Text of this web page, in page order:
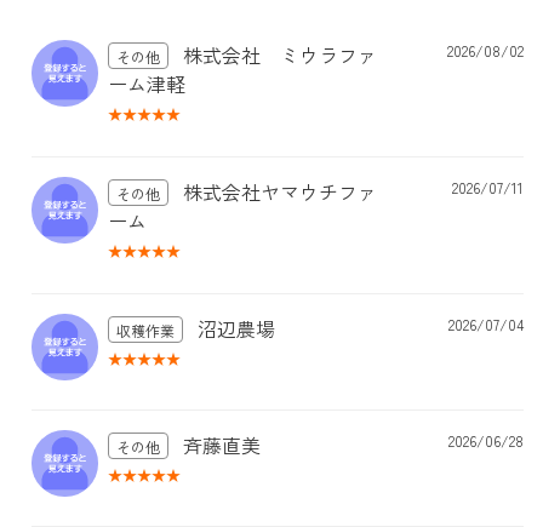
その他
株式会社 ミウラファ
ーム津軽
2026/08/02
その他
株式会社ヤマウチファ
ーム
2026/07/11
収穫作業 沼辺農場 2026/07/04
その他 斉藤直美 2026/06/28